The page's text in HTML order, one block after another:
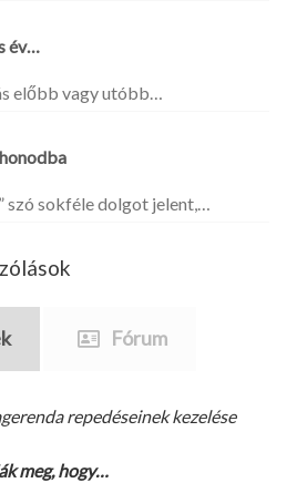
év…
előbb vagy utóbb…
szó sokféle dolgot jelent,…
Fórum
repedéseinek kezelése
meg, hogy…